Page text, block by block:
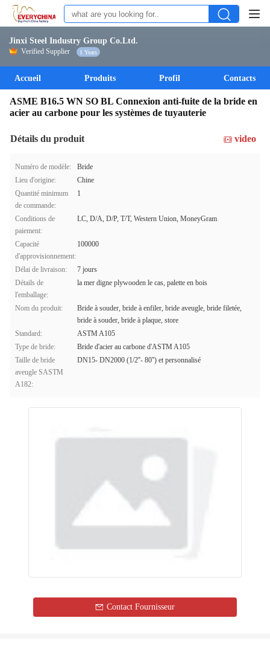
Jinxi Steel Industry Group Co.Ltd.
Verified Supplier 1 Years
Accueil Produits Profil Contacts
ASME B16.5 WN SO BL Connexion anti-fuite de la bride en
acier au carbone pour les systèmes de tuyauterie
Détails du produit video
Numéro de modèle:
Bride
Lieu d'origine:
Chine
Quantité minimum
de commande:
1
Conditions de
paiement:
LC, D/A, D/P, T/T, Western Union, MoneyGram
Capacité
d'approvisionnement:
100000
Délai de livraison:
7 jours
Détails de
l'emballage:
la mer digne plywooden le cas, palette en bois
Nom du produit:
Bride à souder, bride à enfiler, bride aveugle, bride filetée,
bride à souder, bride à plaque, store
Standard:
ASTM A105
Type de bride:
Bride d'acier au carbone d'ASTM A105
Taille de bride
aveugle SASTM
A182:
DN15- DN2000 (1/2''- 80'') et personnalisé
Contact Fournisseur